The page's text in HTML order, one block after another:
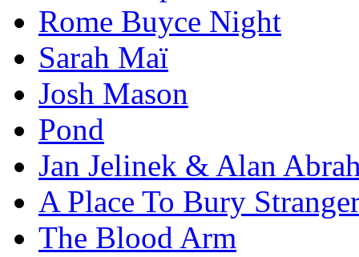
Rome Buyce Night
Sarah Maï
Josh Mason
Pond
Jan Jelinek & Alan
A Place To Bury
The Blood Arm